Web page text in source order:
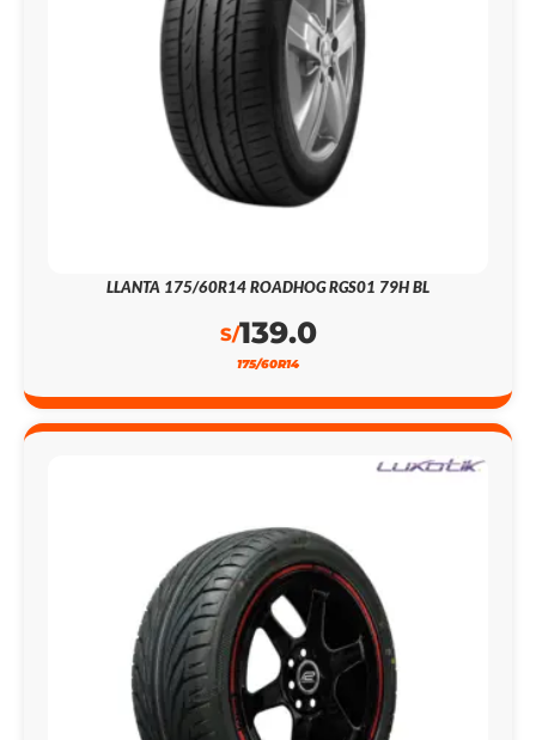
LLANTA 175/60R14 ROADHOG RGS01 79H BL
S/139.0
175/60R14